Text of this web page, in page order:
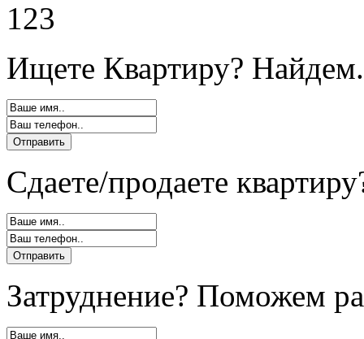
123
Ищете Квартиру?
Сдаете/продаете
Затруднение? Поможем